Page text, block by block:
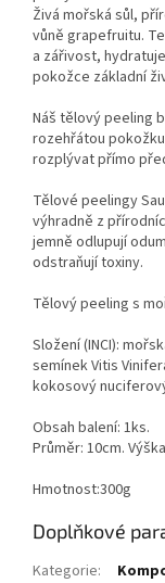
Živá mořská sůl,
vůně grapefruitu.
a zářivost,
pokožce základní
Náš tělový peeling
rozehřátou
rozplývat přímo
Tělové peelingy
výhradně z
jemně odlupují
odstraňují toxiny.
Tělový peeling s
Složení (INCI):
semínek Vitis
kokosový
Obsah balení: 1ks.
Průměr: 10cm.
Hmotnost:300g
Doplňkové
Kategorie: